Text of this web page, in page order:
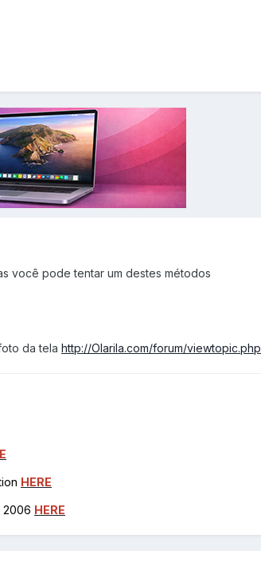
você pode tentar um destes métodos
da tela http://Olarila.com/forum/
HERE
2006 HERE